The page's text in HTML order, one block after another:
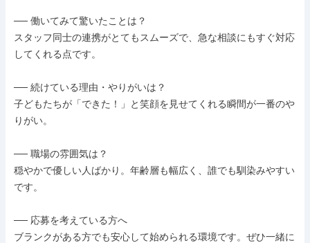
── 働いてみて驚いたことは？
スタッフ同士の連携がとてもスムーズで、急な相談にもすぐ対応
してくれる点です。
── 続けている理由・やりがいは？
子どもたちが「できた！」と笑顔を見せてくれる瞬間が一番のや
りがい。
── 職場の雰囲気は？
穏やかで優しい人ばかり。年齢層も幅広く、誰でも馴染みやすい
です。
── 応募を考えている方へ
ブランクがある方でも安心して始められる環境です。ぜひ一緒に